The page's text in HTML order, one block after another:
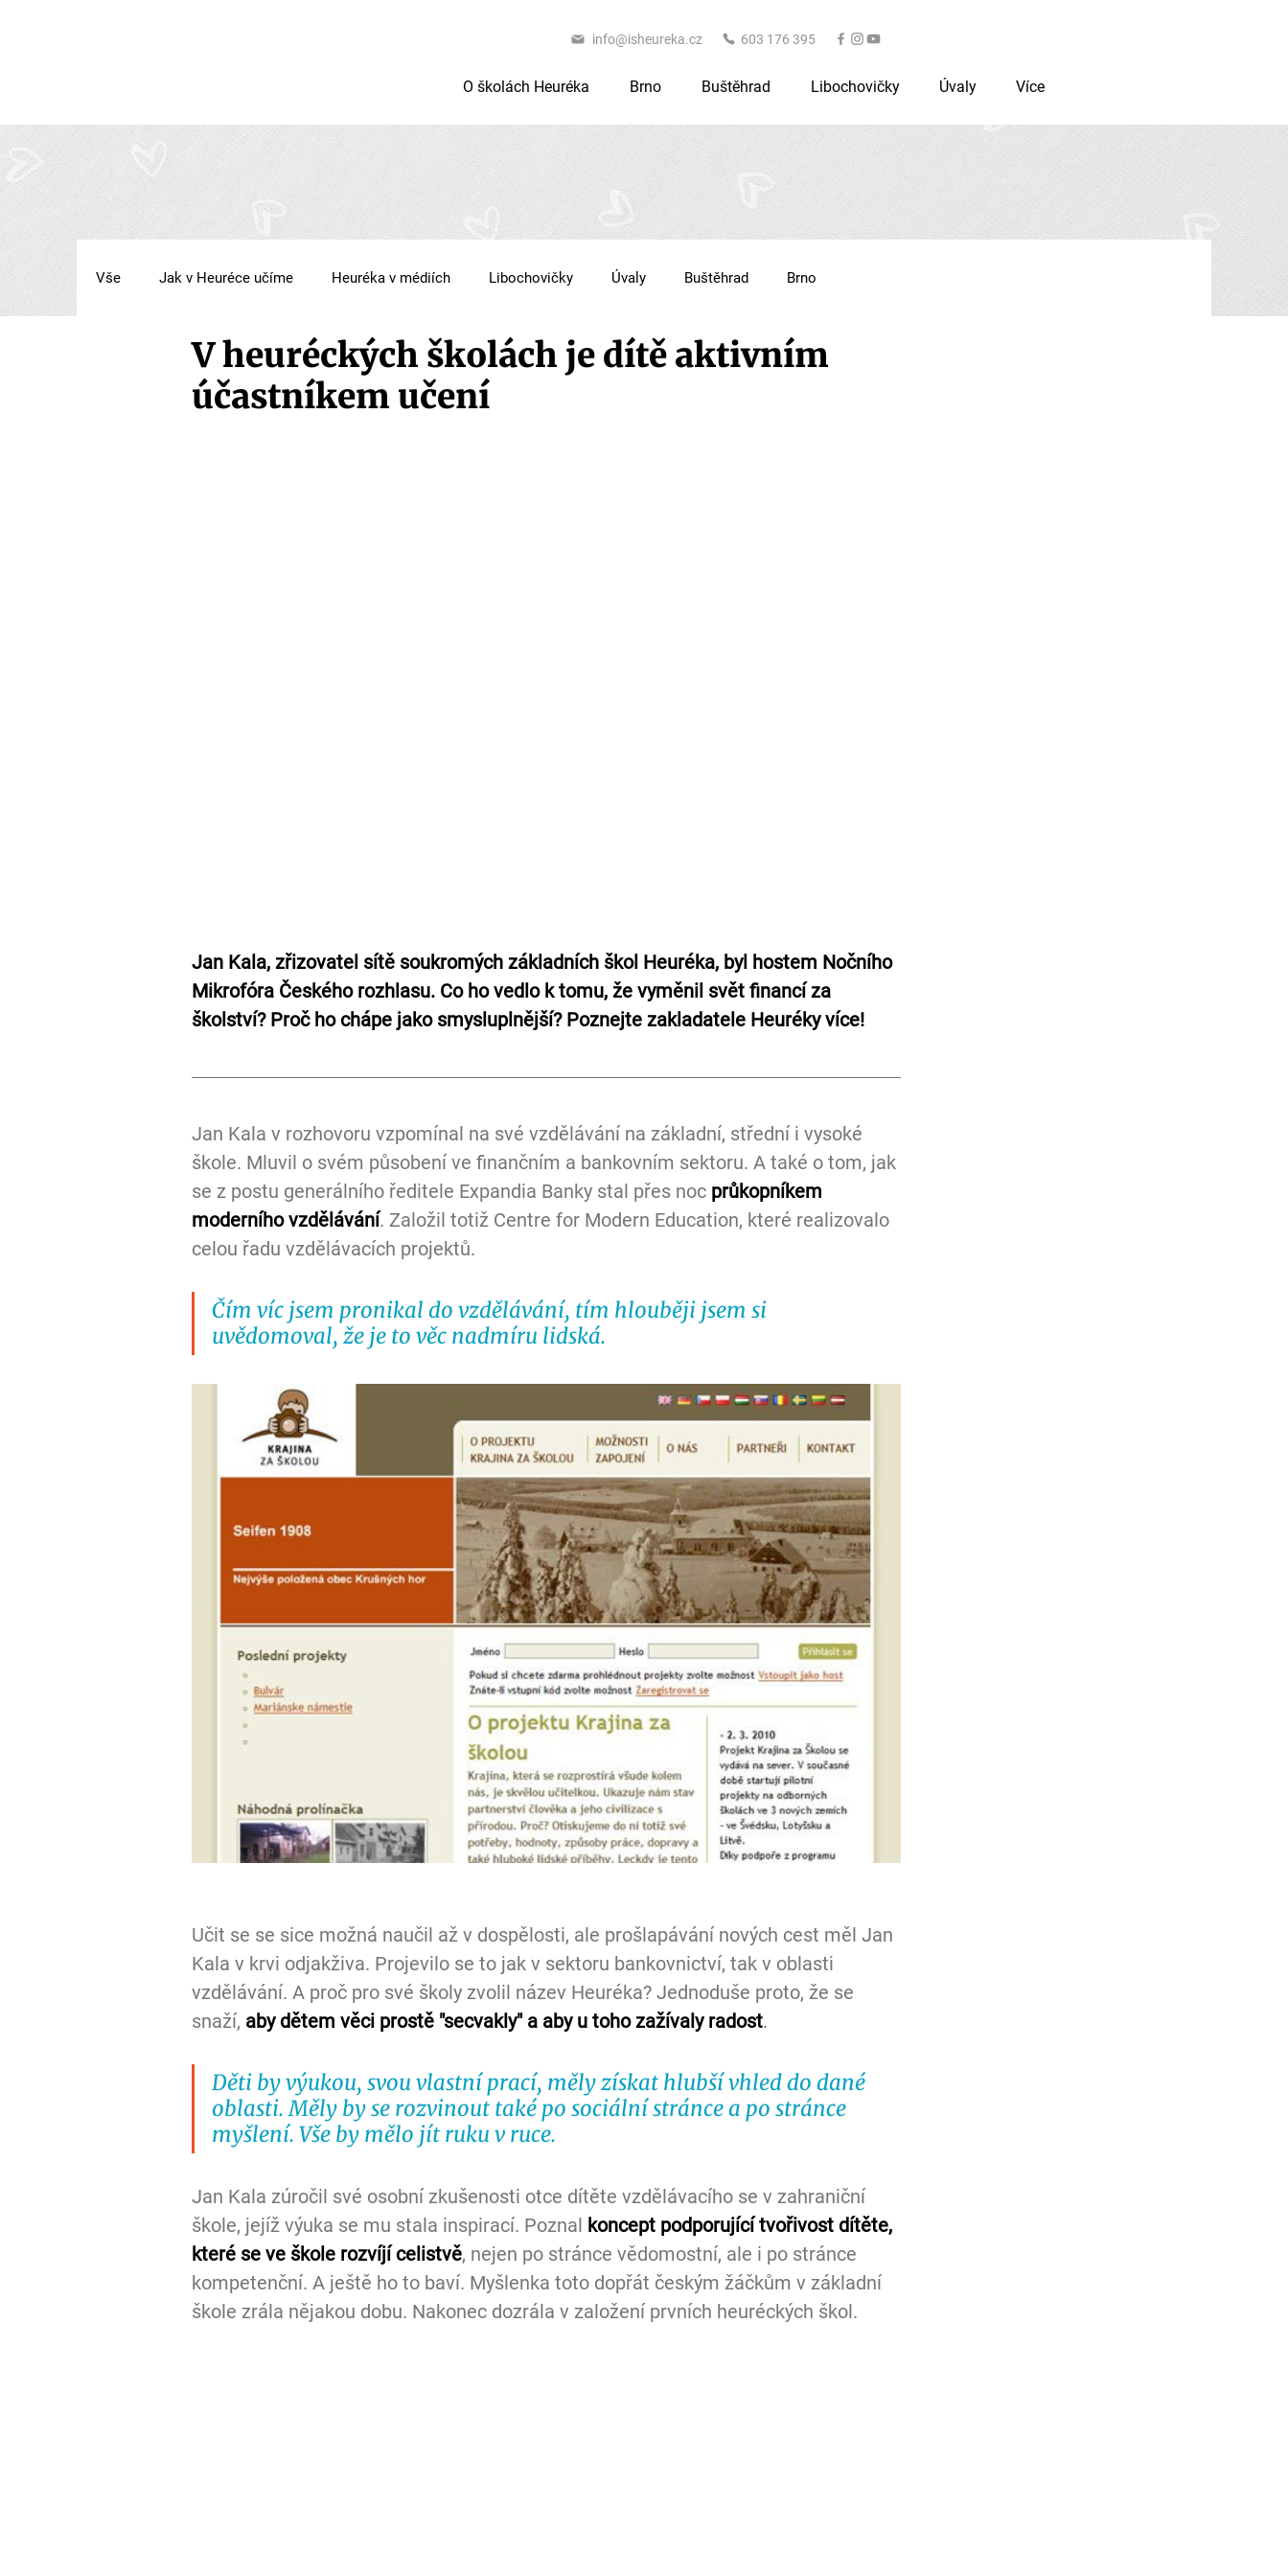
info@isheureka.cz 603 176 395
O školách Heuréka Brno Buštěhrad Libochovičky Úvaly Více
Vše Jak v Heuréce učíme Heuréka v médiích Libochovičky Úvaly Buštěhrad Brno
V heuréckých školách je dítě aktivním
účastníkem učení
Jan Kala, zřizovatel sítě soukromých základních škol Heuréka, byl hostem Nočního
Mikrofóra Českého rozhlasu. Co ho vedlo k tomu, že vyměnil svět financí za
školství? Proč ho chápe jako smysluplnější? Poznejte zakladatele Heuréky více!
Jan Kala v rozhovoru vzpomínal na své vzdělávání na základní, střední i vysoké
škole. Mluvil o svém působení ve finančním a bankovním sektoru. A také o tom, jak
se z postu generálního ředitele Expandia Banky stal přes noc průkopníkem
moderního vzdělávání. Založil totiž Centre for Modern Education, které realizovalo
celou řadu vzdělávacích projektů.
Čím víc jsem pronikal do vzdělávání, tím hlouběji jsem si
uvědomoval, že je to věc nadmíru lidská.
Učit se se sice možná naučil až v dospělosti, ale prošlapávání nových cest měl Jan
Kala v krvi odjakživa. Projevilo se to jak v sektoru bankovnictví, tak v oblasti
vzdělávání. A proč pro své školy zvolil název Heuréka? Jednoduše proto, že se
snaží, aby dětem věci prostě "secvakly" a aby u toho zažívaly radost.
Děti by výukou, svou vlastní prací, měly získat hlubší vhled do dané
oblasti. Měly by se rozvinout také po sociální stránce a po stránce
myšlení. Vše by mělo jít ruku v ruce.
Jan Kala zúročil své osobní zkušenosti otce dítěte vzdělávacího se v zahraniční
škole, jejíž výuka se mu stala inspirací. Poznal koncept podporující tvořivost dítěte,
které se ve škole rozvíjí celistvě, nejen po stránce vědomostní, ale i po stránce
kompetenční. A ještě ho to baví. Myšlenka toto dopřát českým žáčkům v základní
škole zrála nějakou dobu. Nakonec dozrála v založení prvních heuréckých škol.